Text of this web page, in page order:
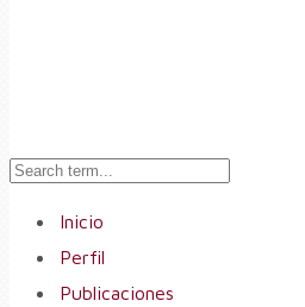
Inicio
Perfil
Publicaciones